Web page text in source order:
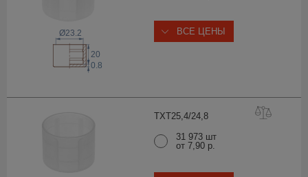
20
Ø23.2
0.8
ВСЕ ЦЕНЫ
TXT25,4/24,8
31 973 шт
от 7,90 р.